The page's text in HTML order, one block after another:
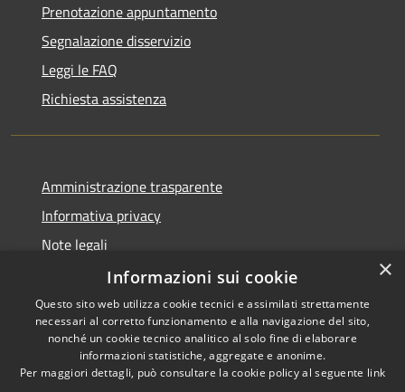
Prenotazione appuntamento
Segnalazione disservizio
Leggi le FAQ
Richiesta assistenza
Amministrazione trasparente
Informativa privacy
Note legali
Dichiarazione di accessibilità
RSS
Accessibilità
Copyright © 2026 • Comune di
×
Informazioni sui cookie
Questo sito web utilizza cookie tecnici e assimilati strettamente
necessari al corretto funzionamento e alla navigazione del sito,
nonché un cookie tecnico analitico al solo fine di elaborare
informazioni statistiche, aggregate e anonime.
Per maggiori dettagli, può consultare la cookie policy al seguente link